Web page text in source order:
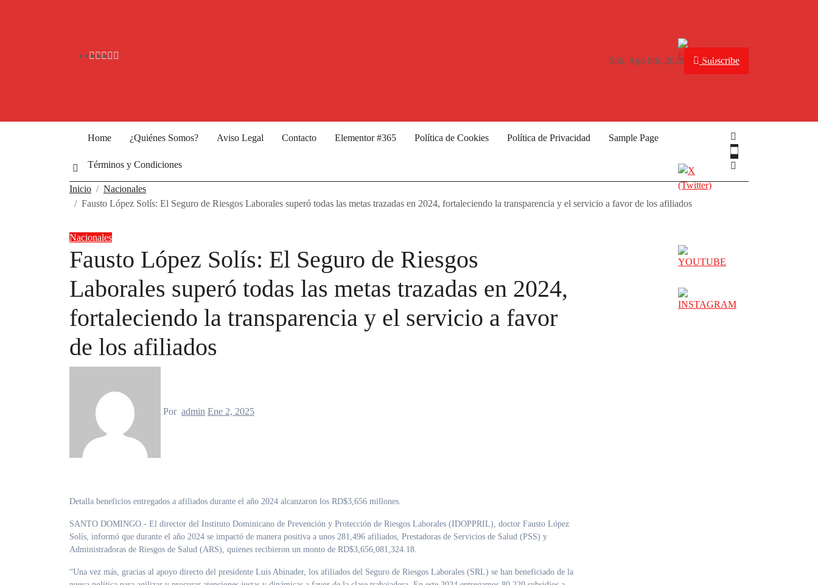
Sáb. Ago 8th, 2026 Subscribe
Home ¿Quiénes Somos? Aviso Legal Contacto Elementor #365 Política de Cookies Política de Privacidad Sample Page
Términos y Condiciones
Inicio
Nacionales
Fausto López Solís: El Seguro de Riesgos Laborales superó todas las metas trazadas en 2024, fortaleciendo la transparencia y el servicio a favor de los afiliados
Nacionales
Fausto López Solís: El Seguro de Riesgos
Laborales superó todas las metas trazadas en 2024,
fortaleciendo la transparencia y el servicio a favor
de los afiliados
Por admin Ene 2, 2025
Detalla beneficios entregados a afiliados durante el año 2024 alcanzaron los RD$3,656 millones.
SANTO DOMINGO.- El director del Instituto Dominicano de Prevención y Protección de Riesgos Laborales (IDOPPRIL), doctor Fausto López
Solís, informó que durante el año 2024 se impactó de manera positiva a unos 281,496 afiliados, Prestadoras de Servicios de Salud (PSS) y
Administradoras de Riesgos de Salud (ARS), quienes recibieron un monto de RD$3,656,081,324.18.
“Una vez más, gracias al apoyo directo del presidente Luis Abinader, los afiliados del Seguro de Riesgos Laborales (SRL) se han beneficiado de la